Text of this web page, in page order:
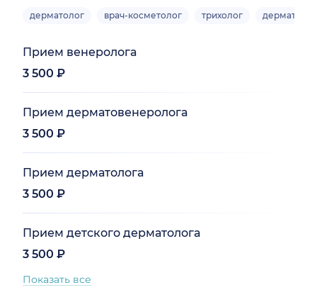
дерматолог врач-косметолог трихолог
Прием венеролога
3 500 ₽
Прием дерматовенеролога
3 500 ₽
Прием дерматолога
3 500 ₽
Прием детского дерматолога
3 500 ₽
Показать все